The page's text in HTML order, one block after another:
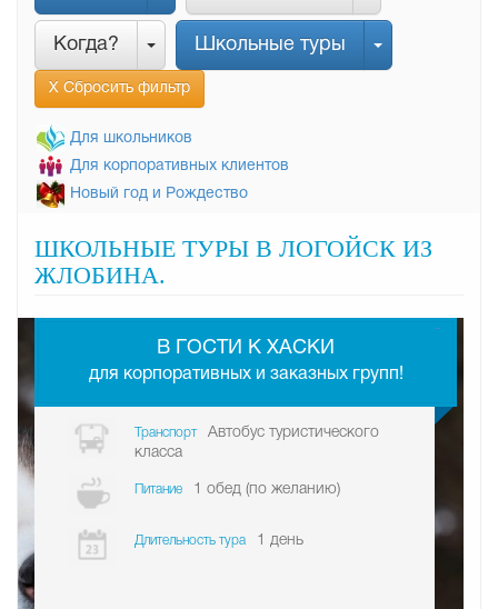
Когда? Школьные туры
Х Сбросить фильтр
Для школьников
Для корпоративных клиентов
Новый год и Рождество
ШКОЛЬНЫЕ ТУРЫ В ЛОГОЙСК ИЗ
ЖЛОБИНА.
В ГО­СТИ К ХАСКИ
для корпоративных и заказных групп!
Транспорт
Автобус туристического
класса
Питание 1 обед (по желанию)
Длительность тура 1 день
-